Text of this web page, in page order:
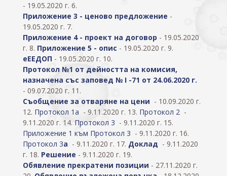
- 19.05.2020 г. 6.
Приложение 3 - ценово предложение -
19.05.2020 г. 7.
Приложение 4 - проект на договор - 19.05.2020
г. 8. Приложение 5 - опис - 19.05.2020 г. 9.
еЕЕДОП - 19.05.2020 г. 10.
Протокол №1 от дейността на комисия,
назначена със заповед № I -71 от 24.06.2020 г.
- 09.07.2020 г. 11.
Съобщение за отваряне на цени - 10.09.2020 г.
12. Протокол 1a - 9.11.2020 г. 13. Протокол 2 -
9.11.2020 г. 14. Протокол 3 - 9.11.2020 г. 15.
Приложение 1 към Протокол 3 - 9.11.2020 г. 16.
Протокол 3a - 9.11.2020 г. 17. Доклад - 9.11.2020
г. 18. Решение - 9.11.2020 г. 19.
Обявление прекратени позиции - 27.11.2020 г.